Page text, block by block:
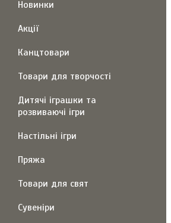
Новинки
Акції
Канцтовари
Товари для творчості
Дитячі іграшки та
розвиваючі ігри
Настільні ігри
Пряжа
Товари для свят
Сувеніри